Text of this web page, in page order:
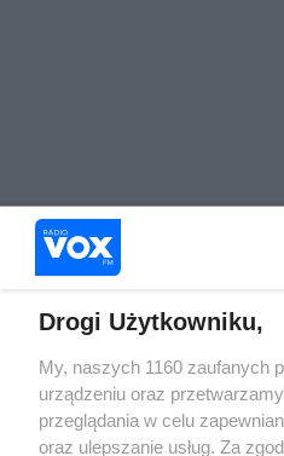
Drogi Użytkowniku,
My, naszych 1160 zaufanych
urządzeniu oraz
przeglądania w celu
oraz ulepszanie usług. Za